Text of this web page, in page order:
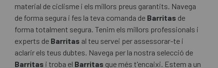
material de ciclisme i els millors preus garantits. Navega
de forma segura i fes la teva comanda de Barritas de
forma totalment segura. Tenim els millors professionals i
experts de Barritas al teu servei per assessorar-te i
aclarir els teus dubtes. Navega per la nostra selecció de
Barritas i troba el Barritas que més t'encaixi. Estem a un